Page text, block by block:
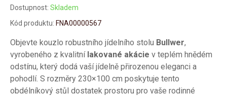
Dostupnost: Skladem
Kód produktu: FNA00000567
Objevte kouzlo robustního jídelního stolu Bullwer,
vyrobeného z kvalitní lakované akácie v teplém hnědém
odstínu, který dodá vaší jídelně přirozenou eleganci a
pohodlí. S rozměry 230×100 cm poskytuje tento
obdélníkový stůl dostatek prostoru pro vaše rodinné